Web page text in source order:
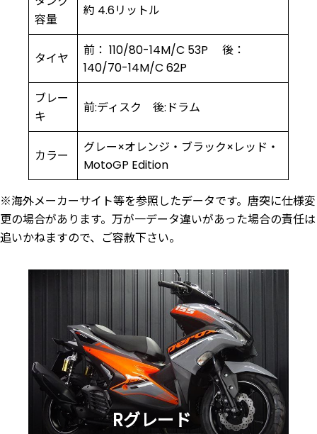
容量
約 4.6リットル
タイヤ
前： 110/80-14M/C 53P 後：
140/70-14M/C 62P
ブレー
キ
前:ディスク 後:ドラム
カラー
グレー×オレンジ・ブラック×レッド・
MotoGP Edition
※海外メーカーサイト等を参照したデータです。唐突に仕様変
更の場合があります。万が一データ違いがあった場合の責任は
追いかねますので、ご容赦下さい。
Rグレード